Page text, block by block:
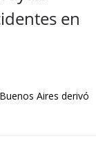
en
Aires derivó